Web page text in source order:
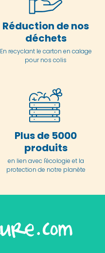
Réduction de nos
déchets
En recyclant le carton en calage
pour nos colis
Plus de 5000
produits
en lien avec l'écologie et la
protection de notre planète